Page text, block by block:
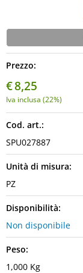
Prezzo:
€8,25
Iva inclusa (22%)
Cod. art.:
SPU027887
Unità di misura:
PZ
Disponibilità:
Non disponibile
Peso:
1,000 Kg